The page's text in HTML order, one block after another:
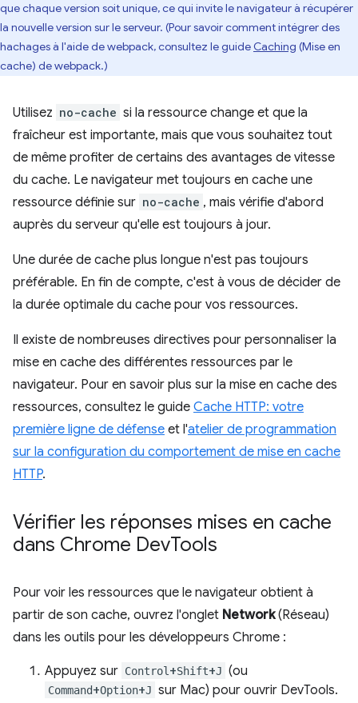
que chaque version soit unique, ce qui invite le navigateur à récupérer
la nouvelle version sur le serveur. (Pour savoir comment intégrer des
hachages à l'aide de webpack, consultez le guide Caching (Mise en
cache) de webpack.)
Utilisez no-cache si la ressource change et que la
fraîcheur est importante, mais que vous souhaitez tout
de même profiter de certains des avantages de vitesse
du cache. Le navigateur met toujours en cache une
ressource définie sur no-cache , mais vérifie d'abord
auprès du serveur qu'elle est toujours à jour.
Une durée de cache plus longue n'est pas toujours
préférable. En fin de compte, c'est à vous de décider de
la durée optimale du cache pour vos ressources.
Il existe de nombreuses directives pour personnaliser la
mise en cache des différentes ressources par le
navigateur. Pour en savoir plus sur la mise en cache des
ressources, consultez le guide Cache HTTP: votre
première ligne de défense et l'atelier de programmation
sur la configuration du comportement de mise en cache
HTTP.
Vérifier les réponses mises en cache
dans Chrome DevTools
Pour voir les ressources que le navigateur obtient à
partir de son cache, ouvrez l'onglet Network(Réseau)
dans les outils pour les développeurs Chrome :
Appuyez sur Control +Shift+J (ou
Command+Option+J sur Mac) pour ouvrir DevTools.